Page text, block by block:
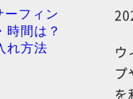
ウ
プ
を